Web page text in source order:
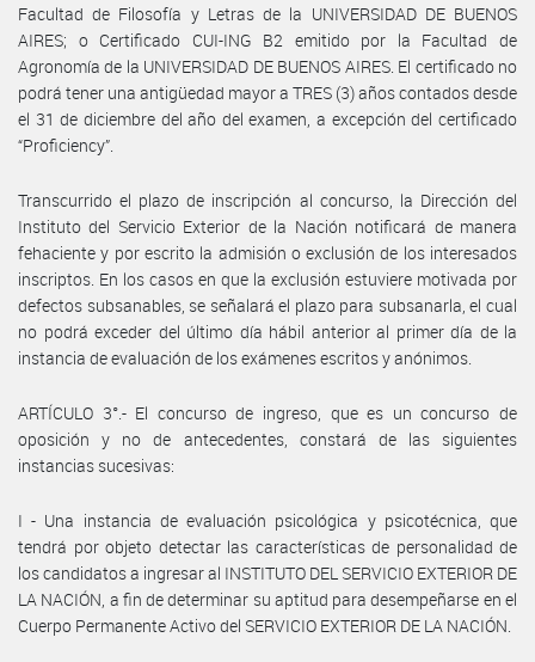
Facultad de Filosofía y Letras de la UNIVERSIDAD DE BUENOS
AIRES; o Certificado CUI-ING B2 emitido por la Facultad de
Agronomía de la UNIVERSIDAD DE BUENOS AIRES. El certificado no
podrá tener una antigüedad mayor a TRES (3) años contados desde
el 31 de diciembre del año del examen, a excepción del certificado
“Proficiency”.
Transcurrido el plazo de inscripción al concurso, la Dirección del
Instituto del Servicio Exterior de la Nación notificará de manera
fehaciente y por escrito la admisión o exclusión de los interesados
inscriptos. En los casos en que la exclusión estuviere motivada por
defectos subsanables, se señalará el plazo para subsanarla, el cual
no podrá exceder del último día hábil anterior al primer día de la
instancia de evaluación de los exámenes escritos y anónimos.
ARTÍCULO 3°.- El concurso de ingreso, que es un concurso de
oposición y no de antecedentes, constará de las siguientes
instancias sucesivas:
I - Una instancia de evaluación psicológica y psicotécnica, que
tendrá por objeto detectar las características de personalidad de
los candidatos a ingresar al INSTITUTO DEL SERVICIO EXTERIOR DE
LA NACIÓN, a fin de determinar su aptitud para desempeñarse en el
Cuerpo Permanente Activo del SERVICIO EXTERIOR DE LA NACIÓN.